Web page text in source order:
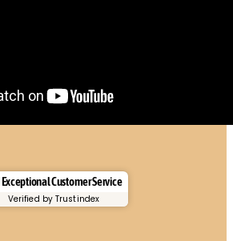
Exceptional Customer Service
Verified by Trustindex